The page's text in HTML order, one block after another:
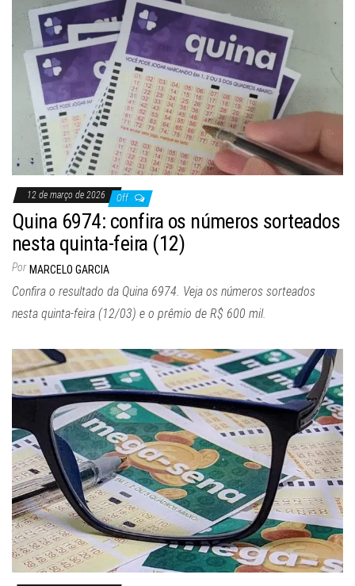
12 de março de 2026 Off
Quina 6974: confira os números sorteados
nesta quinta-feira (12)
Por MARCELO GARCIA
Confira o resultado da Quina 6974. Veja os números sorteados
nesta quinta-feira (12/03) e o prêmio de R$ 600 mil.